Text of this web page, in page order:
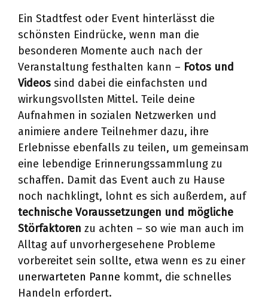
Ein Stadtfest oder Event hinterlässt die
schönsten Eindrücke, wenn man die
besonderen Momente auch nach der
Veranstaltung festhalten kann – Fotos und
Videos sind dabei die einfachsten und
wirkungsvollsten Mittel. Teile deine
Aufnahmen in sozialen Netzwerken und
animiere andere Teilnehmer dazu, ihre
Erlebnisse ebenfalls zu teilen, um gemeinsam
eine lebendige Erinnerungssammlung zu
schaffen. Damit das Event auch zu Hause
noch nachklingt, lohnt es sich außerdem, auf
technische Voraussetzungen und mögliche
Störfaktoren zu achten – so wie man auch im
Alltag auf unvorhergesehene Probleme
vorbereitet sein sollte, etwa wenn es zu einer
unerwarteten Panne kommt, die schnelles
Handeln erfordert.